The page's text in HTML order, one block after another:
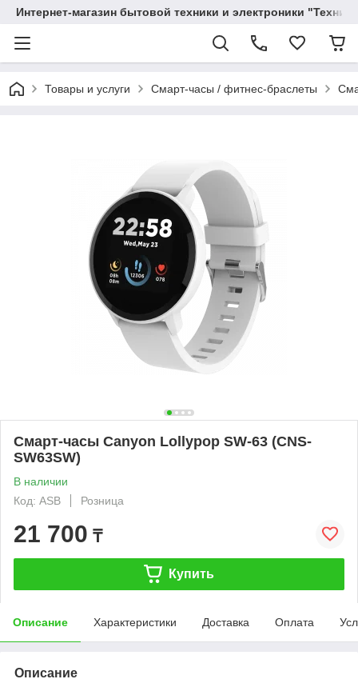
Интернет-магазин бытовой техники и электроники
Товары и услуги Смарт-часы / фитнес-браслеты
Смарт-часы Canyon Lollypop SW-63 (CNS-
SW63SW)
В наличии
Код: ASB
Розница
21 700 ₸
Купить
Описание Характеристики Доставка Оплата
Описание